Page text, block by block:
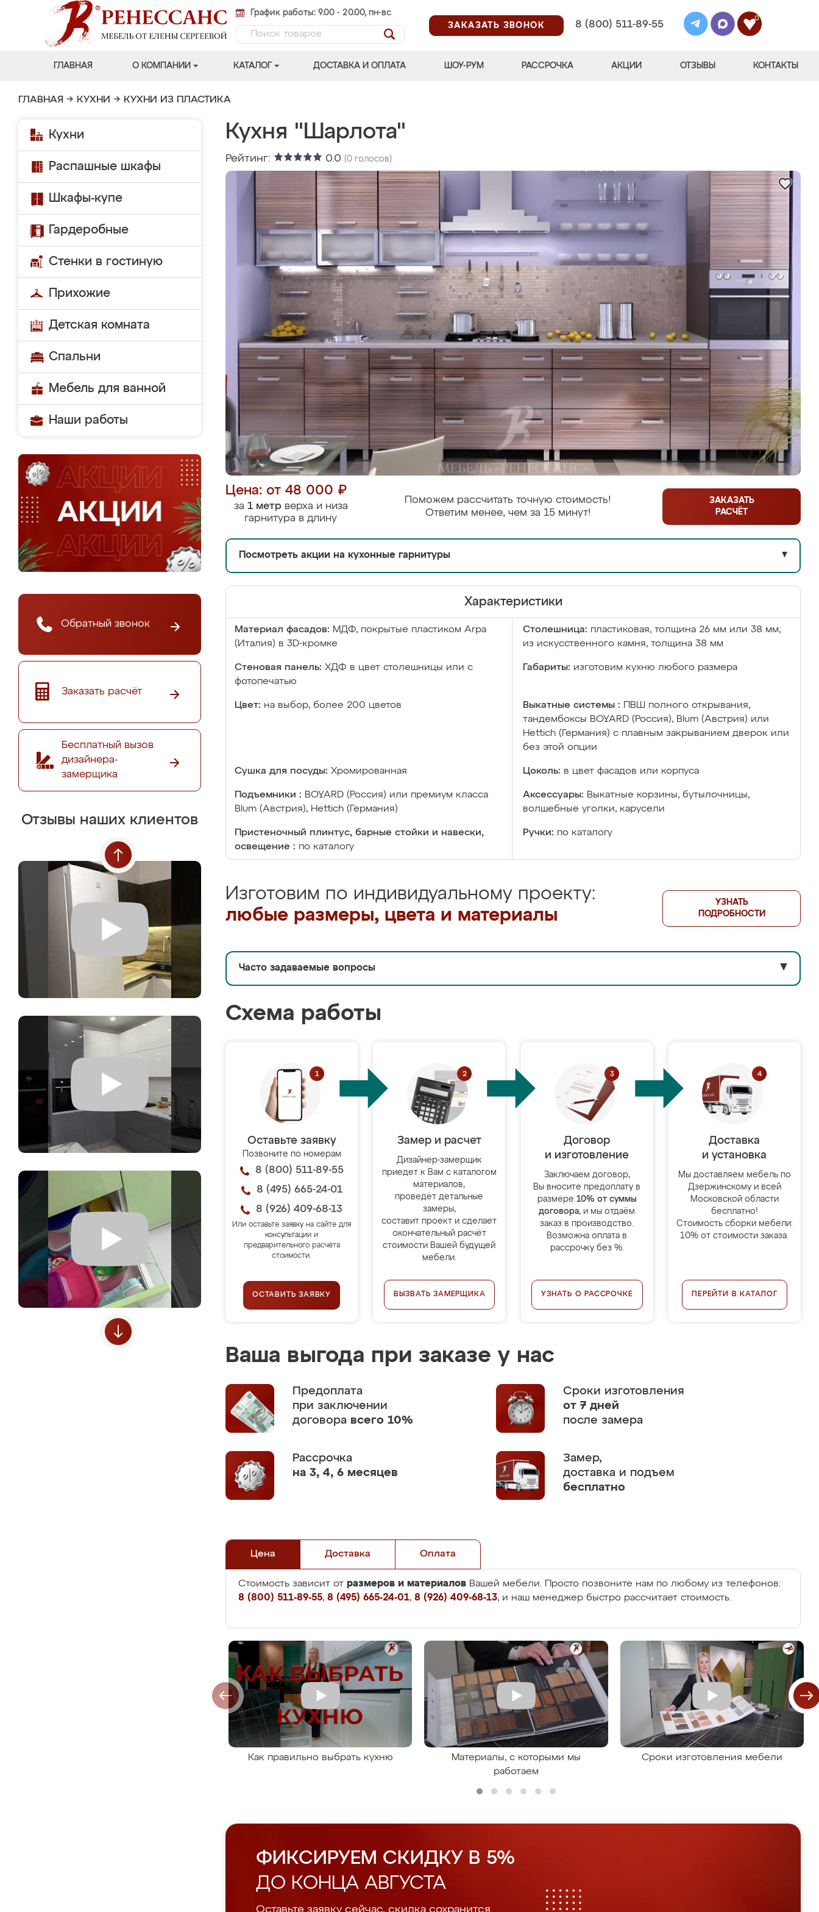
График работы: 9.00 - 20.00, пн-вс
ЗАКАЗАТЬ ЗВОНОК
8 (800) 511-89-55
0
ГЛАВНАЯ О КОМПАНИИ КАТАЛОГ ДОСТАВКА И ОПЛАТА ШОУ-РУМ РАССРОЧКА АКЦИИ ОТЗЫВЫ КОНТАКТЫ
ГЛАВНАЯ → КУХНИ → КУХНИ ИЗ ПЛАСТИКА
Кухни
Распашные шкафы
Шкафы-купе
Гардеробные
Стенки в гостиную
Прихожие
Детская комната
Спальни
Мебель для ванной
Наши работы
Обратный звонок
Заказать расчёт
Бесплатный вызов
дизайнера-
замерщика
Отзывы наших клиентов
Кухня "Шарлота"
Рейтинг: 0.0 (0 голосов)
Цена: от 48 000 ₽
за 1 метрверха и низа
гарнитура в длину
Поможем рассчитать точную стоимость!
Ответим менее, чем за 15 минут!
ЗАКАЗАТЬ
РАСЧЁТ
Посмотреть акции на кухонные гарнитуры ▼
Характеристики
Материал фасадов: МДФ, покрытые пластиком Arpa
(Италия) в 3D-кромке
Столешница: пластиковая, толщина 26 мм или 38 мм;
из искусственного камня, толщина 38 мм
Стеновая панель: ХДФ в цвет столешницы или с
фотопечатью
Габариты: изготовим кухню любого размера
Цвет: на выбор, более 200 цветов Выкатные системы :
ПВШ полного открывания,
тандембоксы BOYARD (Россия), Blum (Австрия) или
Hettich (Германия) с плавным закрыванием дверок или
без этой опции
Сушка для посуды: Хромированная Цоколь: в цвет фасадов или корпуса
Подъемники : BOYARD (Россия) или премиум класса
Blum (Австрия), Hettich (Германия)
Аксессуары: Выкатные корзины, бутылочницы,
волшебные уголки, карусели
Пристеночный плинтус, барные стойки и навески,
освещение : по каталогу
Ручки: по каталогу
Изготовим по индивидуальному проекту:
любые размеры, цвета и материалы
УЗНАТЬ
ПОДРОБНОСТИ
Часто задаваемые вопросы ▼
Схема работы
Оставьте заявку
Позвоните по номерам
8 (800) 511-89-55
8 (495) 665-24-01
8 (926) 409-68-13
Или оставьте заявку на сайте для
консультации и
предварительного расчёта
стоимости.
ОСТАВИТЬ ЗАЯВКУ
Замер и расчет
Дизайнер-замерщик
приедет к Вам с каталогом
материалов,
проведёт детальные
замеры,
составит проект и сделает
окончательный расчёт
стоимости Вашей будущей
мебели.
ВЫЗВАТЬ ЗАМЕРЩИКА
Договор
и изготовление
Заключаем договор,
Вы вносите предоплату в
размере 10% от суммы
договора, и мы отдаём
заказ в производство.
Возможна оплата в
рассрочку без %.
УЗНАТЬ О РАССРОЧКЕ
Доставка
и установка
Мы доставляем мебель по
Дзержинскому и всей
Московской области
бесплатно!
Стоимость сборки мебели:
10% от стоимости заказа.
ПЕРЕЙТИ В КАТАЛОГ
Ваша выгода при заказе у нас
Предоплата
при заключении
договора всего 10%
Сроки изготовления
от 7 дней
после замера
Рассрочка
на 3, 4, 6 месяцев
Замер,
доставка и подъем
бесплатно
Цена Доставка Оплата
Стоимость зависит от размеров и материалов Вашей мебели. Просто позвоните нам по любому из телефонов:
8 (800) 511-89-55, 8 (495) 665-24-01, 8 (926) 409-68-13, и наш менеджер быстро рассчитает стоимость.
Как правильно выбрать кухню
Материалы, с которыми мы
работаем
Сроки изготовления мебели
ФИКСИРУЕМ СКИДКУ В 5%
ДО КОНЦА АВГУСТА
Оставьте заявку сейчас, скидка сохранится.